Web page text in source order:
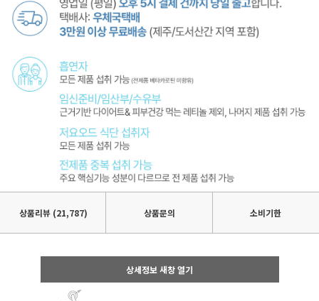
상품리뷰 (21,787) 상품문의 소비기한
상세정보 새창 열기